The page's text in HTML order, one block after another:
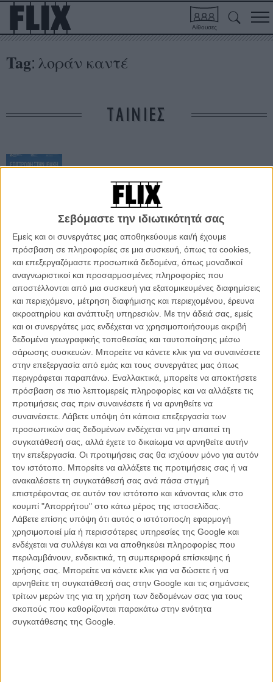
Σεβόμαστε την ιδιωτικότητά σας
Εμείς και οι συνεργάτες μας αποθηκεύουμε και/ή έχουμε
πρόσβαση σε πληροφορίες σε μια συσκευή, όπως τα cookies,
και επεξεργαζόμαστε προσωπικά δεδομένα, όπως μοναδικοί
αναγνωριστικοί και προσαρμοσμένες πληροφορίες που
αποστέλλονται από μια συσκευή για εξατομικευμένες διαφημίσεις
και περιεχόμενο, μέτρηση διαφήμισης και περιεχομένου, έρευνα
ακροατηρίου και ανάπτυξη υπηρεσιών. Με την άδειά σας, εμείς
και οι συνεργάτες μας ενδέχεται να χρησιμοποιήσουμε ακριβή
δεδομένα γεωγραφικής τοποθεσίας και ταυτοποίησης μέσω
σάρωσης συσκευών. Μπορείτε να κάνετε κλικ για να συναινέσετε
στην επεξεργασία από εμάς και τους συνεργάτες μας όπως
περιγράφεται παραπάνω. Εναλλακτικά, μπορείτε να αποκτήσετε
πρόσβαση σε πιο λεπτομερείς πληροφορίες και να αλλάξετε τις
προτιμήσεις σας πριν συναινέσετε ή να αρνηθείτε να
συναινέσετε. Λάβετε υπόψη ότι κάποια επεξεργασία των
προσωπικών σας δεδομένων ενδέχεται να μην απαιτεί τη
συγκατάθεσή σας, αλλά έχετε το δικαίωμα να αρνηθείτε αυτήν
την επεξεργασία. Οι προτιμήσεις σας θα ισχύουν μόνο για αυτόν
τον ιστότοπο. Μπορείτε να αλλάξετε τις προτιμήσεις σας ή να
ανακαλέσετε τη συγκατάθεσή σας ανά πάσα στιγμή
επιστρέφοντας σε αυτόν τον ιστότοπο και κάνοντας κλικ στο
κουμπί "Απορρήτου" στο κάτω μέρος της ιστοσελίδας.
Λάβετε επίσης υπόψη ότι αυτός ο ιστότοπος/η εφαρμογή
χρησιμοποιεί μία ή περισσότερες υπηρεσίες της Google και
ενδέχεται να συλλέγει και να αποθηκεύει πληροφορίες που
περιλαμβάνουν, ενδεικτικά, τη συμπεριφορά επίσκεψης ή
χρήσης σας. Μπορείτε να κάνετε κλικ για να δώσετε ή να
αρνηθείτε τη συγκατάθεσή σας στην Google και τις σημάνσεις
τρίτων μερών της για τη χρήση των δεδομένων σας για τους
σκοπούς που καθορίζονται παρακάτω στην ενότητα
συγκατάθεσης της Google.
Αίθουσες
Tag: λοράν καντέ
ΤΑΙΝΙΕΣ
Επιστροφή Στην
Ιθάκη
ΑΡΘΡΑ
Βενετία 2014: «Επιστροφή στην Ιθάκη», όπου ο Λοράν
Καντέ κάνει πολιτικό τουρισμό στην Κούβα
ΝΕΑ /31 ΑΥΓ 2014/ Λήδα Γαλανού
Ο Λοράν Καντέ είναι στην Αθήνα
ΝΕΑ 24 ΣΕΠ 2015 Λήδα Γαλανού
Βιμ Βέντερς
Συνέντευξη
Η επιτυχία είναι υπερτιμημένη. Δεν σε κάνει
καλύτερο, δεν σε πάει πουθενά η επιτυχία. Είναι
απλώς ένα ωραίο, ανεβαστικό, επιφανειακό
συναίσθημα.»